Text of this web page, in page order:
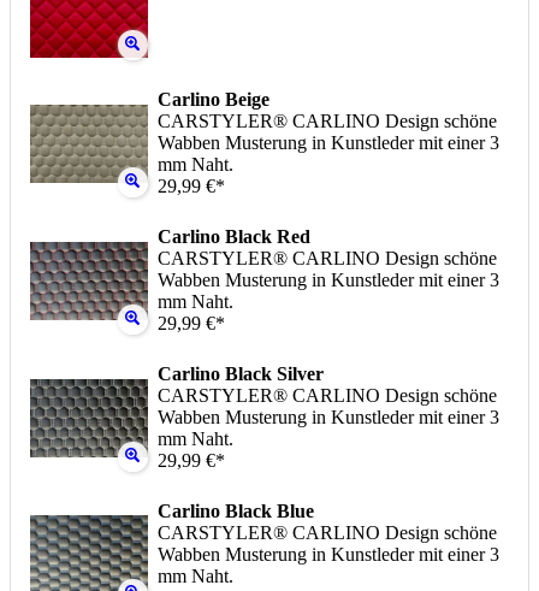
Carlino Beige
CARSTYLER® CARLINO Design schöne
Wabben Musterung in Kunstleder mit einer 3
mm Naht.
29,99 €*
Carlino Black Red
CARSTYLER® CARLINO Design schöne
Wabben Musterung in Kunstleder mit einer 3
mm Naht.
29,99 €*
Carlino Black Silver
CARSTYLER® CARLINO Design schöne
Wabben Musterung in Kunstleder mit einer 3
mm Naht.
29,99 €*
Carlino Black Blue
CARSTYLER® CARLINO Design schöne
Wabben Musterung in Kunstleder mit einer 3
mm Naht.